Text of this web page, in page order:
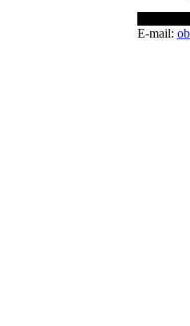
E-mail: